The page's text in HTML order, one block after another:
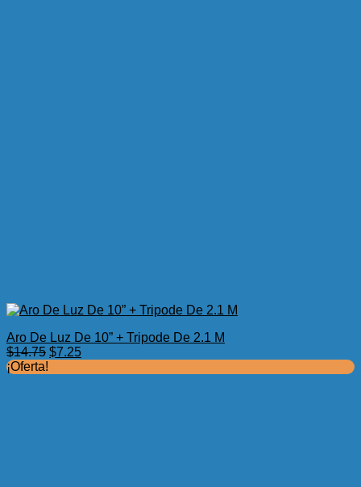
Aro De Luz De 10” + Tripode De 2.1 M
$14.75 El
$7.25El
¡Oferta!